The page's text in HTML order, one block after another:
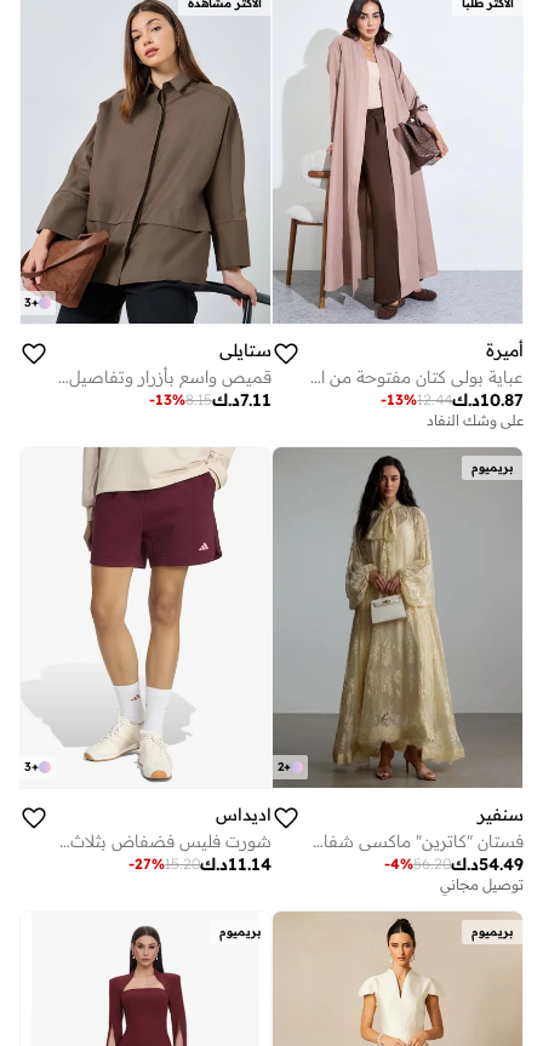
الأكثر طلبا
أميرة
عباية بولي كتان مفتوحة من الأمام بتصميم هيرو، مع تضييق فتحة الكم وإضافة شق في الكم حسب صورة المرجع في أمر الشراء
د.ك10.87
12.44
-13%
على وشك النفاد
الأكثر مشاهدة
+
3
ستايلي
قميص واسع بأزرار وتفاصيل ألواح
د.ك7.11
8.15
-13%
بريميوم
+
2
سنفير
فستان "كاترين" ماكسي شفاف من الدانتيل بنقشة الزهور
د.ك54.49
56.20
-4%
توصيل مجاني
+
3
اديداس
شورت فليس فضفاض بثلاث خطوط
د.ك11.14
15.20
-27%
بريميوم بريميوم